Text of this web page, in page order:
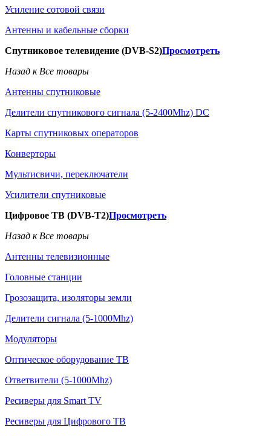
Усиление сотовой связи
Антенны и кабельные сборки
Спутниковое телевидение (DVB-S2)Просмотреть
Назад к Все товары
Антенны спутниковые
Делители спутникового сигнала (5-2400Mhz) DC
Карты спутниковых операторов
Конверторы
Мультисвичи, переключатели
Усилители спутниковые
Цифровое ТВ (DVB-T2)Просмотреть
Назад к Все товары
Антенны телевизионные
Головные станции
Грозозащита, изоляторы земли
Делители сигнала (5-1000Mhz)
Модуляторы
Оптическое оборудование ТВ
Ответвители (5-1000Mhz)
Ресиверы для Smart TV
Ресиверы для Цифрового ТВ